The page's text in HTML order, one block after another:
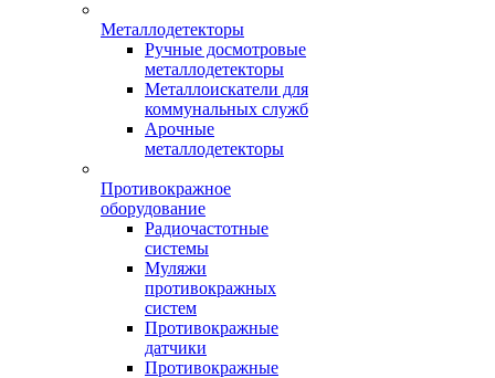
Металлодетекторы
Ручные досмотровые
металлодетекторы
Металлоискатели для
коммунальных служб
Арочные
металлодетекторы
Противокражное
оборудование
Радиочастотные
системы
Муляжи
противокражных
систем
Противокражные
датчики
Противокражные